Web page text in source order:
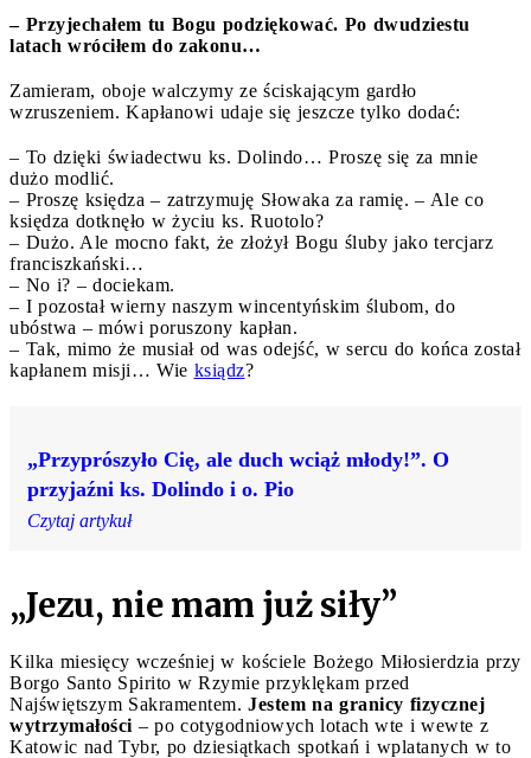
– Przyjechałem tu Bogu podziękować. Po dwudziestu
latach wróciłem do zakonu…
Zamieram, oboje walczymy ze ściskającym gardło
wzruszeniem. Kapłanowi udaje się jeszcze tylko dodać:
– To dzięki świadectwu ks. Dolindo… Proszę się za mnie
dużo modlić.
– Proszę księdza – zatrzymuję Słowaka za ramię. – Ale co
księdza dotknęło w życiu ks. Ruotolo?
– Dużo. Ale mocno fakt, że złożył Bogu śluby jako tercjarz
franciszkański…
– No i? – dociekam.
– I pozostał wierny naszym wincentyńskim ślubom, do
ubóstwa – mówi poruszony kapłan.
– Tak, mimo że musiał od was odejść, w sercu do końca został
kapłanem misji… Wie ksiądz?
„Przyprószyło Cię, ale duch wciąż młody!”. O
przyjaźni ks. Dolindo i o. Pio
Czytaj artykuł
„Jezu, nie mam już siły”
Kilka miesięcy wcześniej w kościele Bożego Miłosierdzia przy
Borgo Santo Spirito w Rzymie przyklękam przed
Najświętszym Sakramentem. Jestem na granicy fizycznej
wytrzymałości – po cotygodniowych lotach wte i wewte z
Katowic nad Tybr, po dziesiątkach spotkań i wplatanych w to